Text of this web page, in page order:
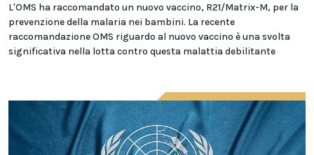
L'OMS ha raccomandato un nuovo vaccino, R21/Matrix-M, per la
prevenzione della malaria nei bambini. La recente
raccomandazione OMS riguardo al nuovo vaccino è una svolta
significativa nella lotta contro questa malattia debilitante